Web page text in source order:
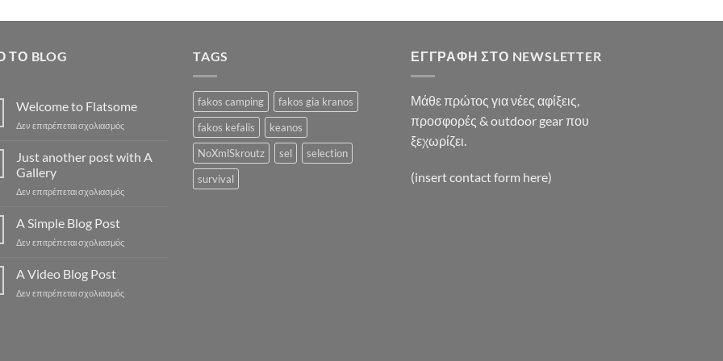
33.50€.
ΤΟ BLOG
Welcome to Flatsome
Δεν επιτρέπεται σχολιασμόςστο
to
Flatsome
Just another post with A
Gallery
Δεν επιτρέπεται σχολιασμόςστο
with
A Simple Blog Post
Δεν επιτρέπεται σχολιασμόςστο
Post
A Video Blog Post
Δεν επιτρέπεται σχολιασμόςστο
TAGS
fakos camping
fakos gia kranos
fakos kefalis
keanos
NoXmlSkroutz
sel
selection
survival
ΕΓΓΡΑΦΉ ΣΤΟ NEWSLETTER
Μάθε πρώτος για νέες αφίξεις,
προσφορές & outdoor gear που
ξεχωρίζει.
(insert contact form here)